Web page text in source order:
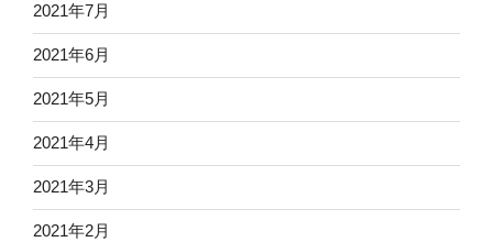
2021年7月
2021年6月
2021年5月
2021年4月
2021年3月
2021年2月